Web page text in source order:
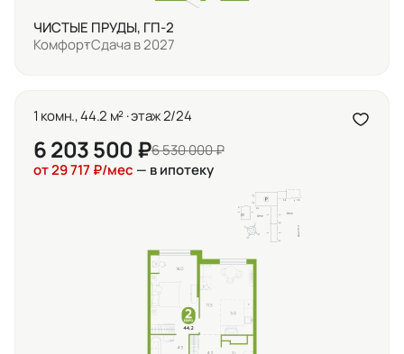
ЧИСТЫЕ ПРУДЫ, ГП-2
КомфортСдача в 2027
1 комн., 44.2 м² · этаж 2/24
6 203 500 ₽6 530 000 ₽
от 29 717 ₽/мес — в ипотеку